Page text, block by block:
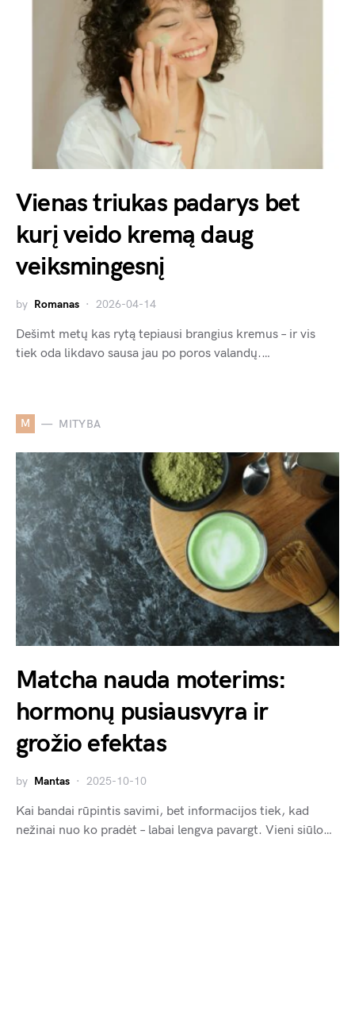
Vienas triukas padarys bet
kurį veido kremą daug
veiksmingesnį
by Romanas 2026-04-14
Dešimt metų kas rytą tepiausi brangius kremus – ir vis
tiek oda likdavo sausa jau po poros valandų.…
M MITYBA
Matcha nauda moterims:
hormonų pusiausvyra ir
grožio efektas
by Mantas 2025-10-10
Kai bandai rūpintis savimi, bet informacijos tiek, kad
nežinai nuo ko pradėt – labai lengva pavargt. Vieni siūlo…